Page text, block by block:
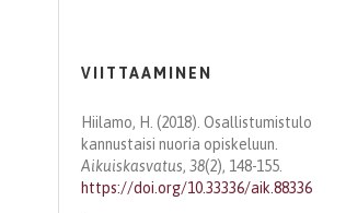
VIITTAAMINEN
Hiilamo, H. (2018). Osallistumistulo
kannustaisi nuoria opiskeluun.
Aikuiskasvatus, 38(2), 148-155.
https://doi.org/10.33336/aik.88336